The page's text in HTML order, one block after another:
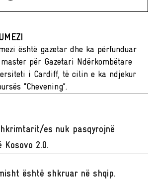
është gazetar dhe ka përfunduar
për Gazetari Ndërkombëtare
i Cardiff, të cilin e ka ndjekur
“Chevening”.
es nuk pasqyrojnë
Kosovo 2.0.
është shkruar në shqip.